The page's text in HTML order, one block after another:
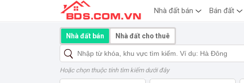
Nhà đất bán Nhà đất cho thuê
Hoặc chọn thuộc tính tìm kiếm dưới đây
Nhà đất bán Bán đất